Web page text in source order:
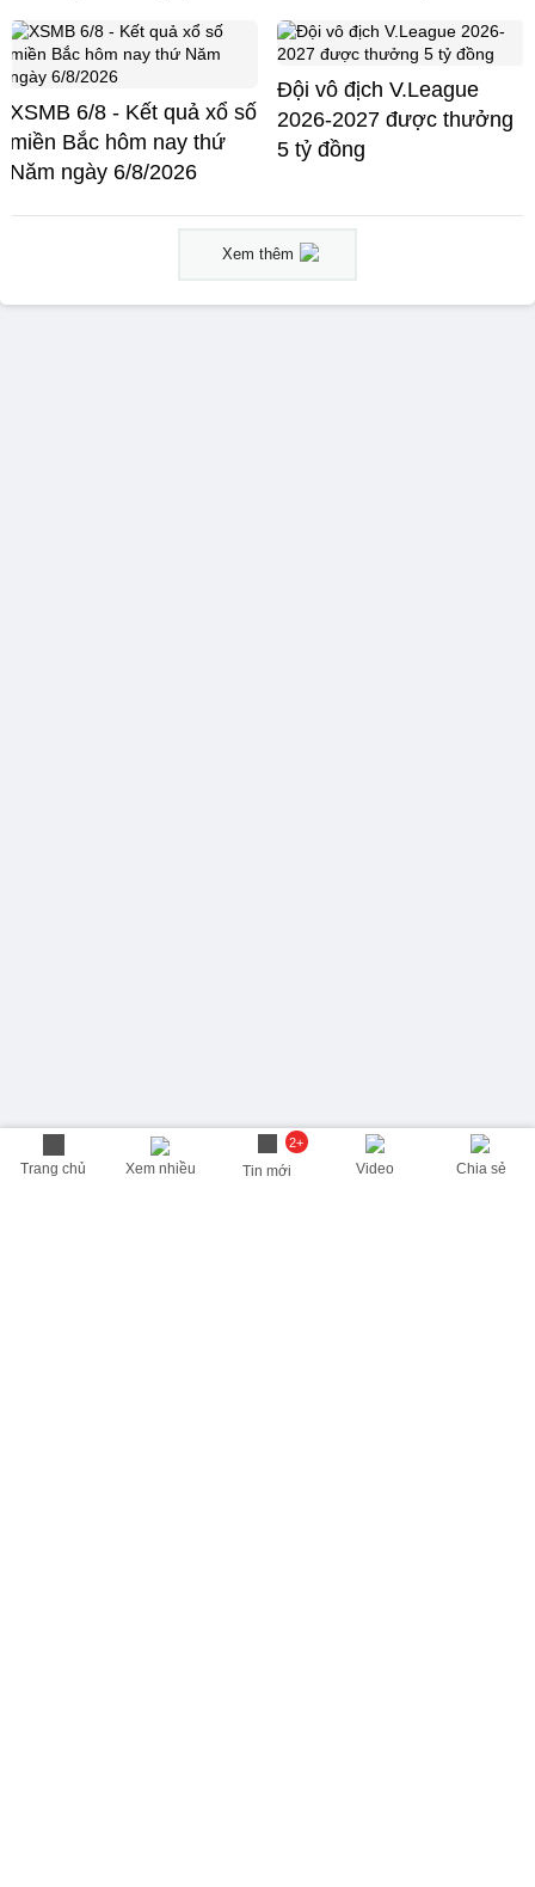
Trang chủ Xem nhiều
2+
Tin mới Video Chia sẻ
XSMB 6/8 - Kết quả xổ số
miền Bắc hôm nay thứ
Năm ngày 6/8/2026
Đội vô địch V.League
2026-2027 được thưởng
5 tỷ đồng
Xem thêm